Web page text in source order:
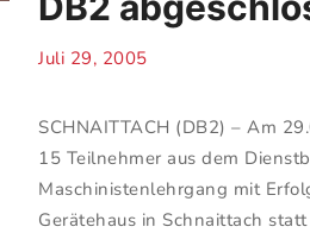
Juli 29, 2005
SCHNAITTACH (DB2) – Am
15 Teilnehmer aus dem
Maschinistenlehrgang mit
Gerätehaus in Schnaittach